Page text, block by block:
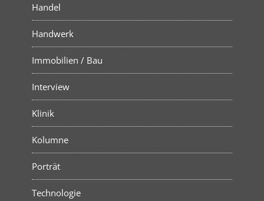
Handel
Handwerk
Immobilien / Bau
Interview
Klinik
Kolumne
Porträt
Technologie